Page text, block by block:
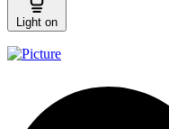
Light on